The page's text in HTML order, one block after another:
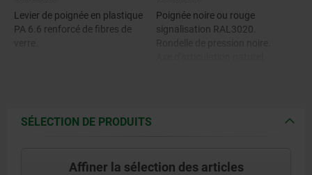
Levier de poignée en plastique
PA 6.6 renforcé de fibres de
Poignée noire ou rouge
signalisation RAL3020.
SÉLECTION DE PRODUITS
Affiner la sélection des articles